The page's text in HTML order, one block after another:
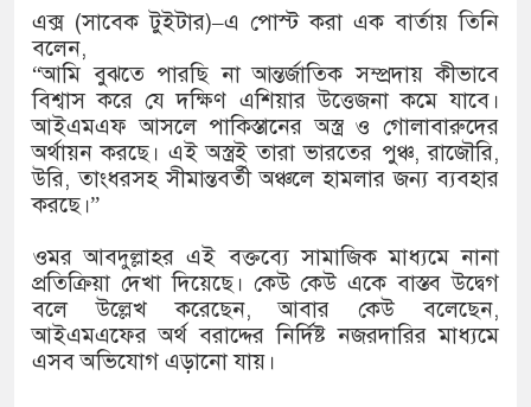
প্রেমের সম্পর্ক ছিন্ন না করায়
প্রধানমন্ত্রীর সঙ্গে নবনিযুক্ত
হামের উপসর্গে আরও ৬ প্রাণহানি,
অবশেষে পদত্যাগ করলেন ভারতের
জামায়াত ফেরেশতাদের দল নয়,
এক্স (সাবেক টুইটার)–এ পোস্ট করা এক বার্তায় তিনি
বলেন,
“আমি বুঝতে পারছি না আন্তর্জাতিক সম্প্রদায় কীভাবে
বিশ্বাস করে যে দক্ষিণ এশিয়ার উত্তেজনা কমে যাবে।
আইএমএফ আসলে পাকিস্তানের অস্ত্র ও গোলাবারুদের
অর্থায়ন করছে। এই অস্ত্রই তারা ভারতের পুঞ্চ, রাজৌরি,
উরি, তাংধরসহ সীমান্তবর্তী অঞ্চলে হামলার জন্য ব্যবহার
করছে।”
ওমর আবদুল্লাহর এই বক্তব্যে সামাজিক মাধ্যমে নানা
প্রতিক্রিয়া দেখা দিয়েছে। কেউ কেউ একে বাস্তব উদ্বেগ
বলে উল্লেখ করেছেন, আবার কেউ বলেছেন,
আইএমএফের অর্থ বরাদ্দের নির্দিষ্ট নজরদারির মাধ্যমে
এসব অভিযোগ এড়ানো যায়।